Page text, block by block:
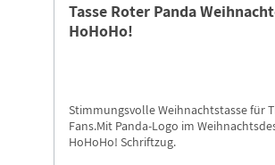
Tasse Roter Panda
HoHoHo!
Stimmungsvolle Weihnachtstasse für
Fans.Mit Panda-Logo im
HoHoHo! Schriftzug.